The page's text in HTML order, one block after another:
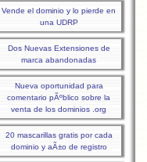
Vende el dominio y lo pierde en
una UDRP
Dos Nuevas Extensiones de
marca abandonadas
Nueva oportunidad para
comentario pÃºblico sobre la
venta de los dominios .org
20 mascarillas gratis por cada
dominio y aÃ±o de registro